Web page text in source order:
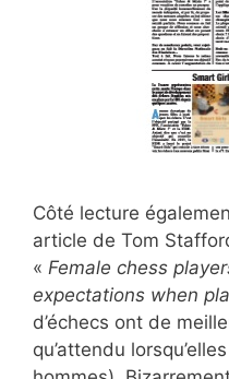
Côté lecture
article de Tom
« Female chess
expectations when
d’échecs ont de
qu’attendu